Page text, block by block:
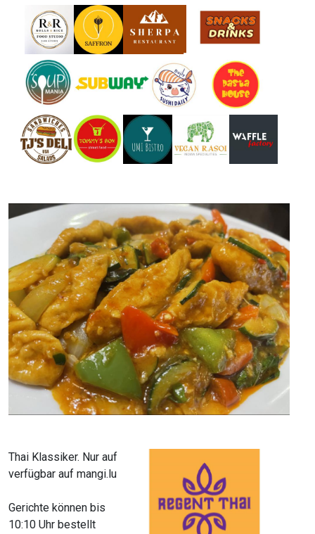
Thai Klassiker. Nur auf
verfügbar auf mangi.lu
Gerichte können bis
10:10 Uhr bestellt